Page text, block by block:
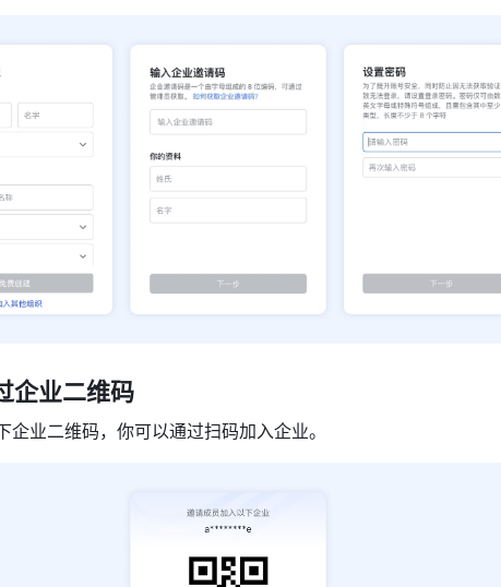
企业二维码
企业二维码，你可以通过扫码加入企业。